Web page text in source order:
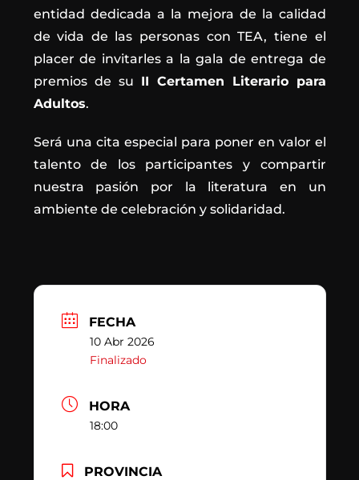
entidad dedicada a la mejora de la calidad
de vida de las personas con TEA, tiene el
placer de invitarles a la gala de entrega de
premios de su II Certamen Literario para
Adultos.
Será una cita especial para poner en valor el
talento de los participantes y compartir
nuestra pasión por la literatura en un
ambiente de celebración y solidaridad.
FECHA
10 Abr 2026
Finalizado
HORA
18:00
PROVINCIA